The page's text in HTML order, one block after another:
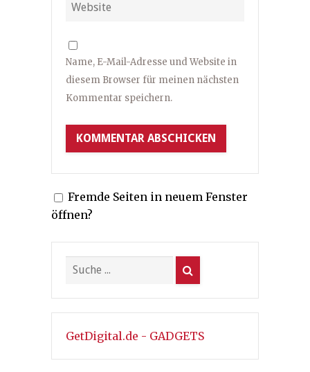
Name, E-Mail-Adresse und Website in
diesem Browser für meinen nächsten
Kommentar speichern.
Fremde Seiten in neuem Fenster
öffnen?
GetDigital.de - GADGETS